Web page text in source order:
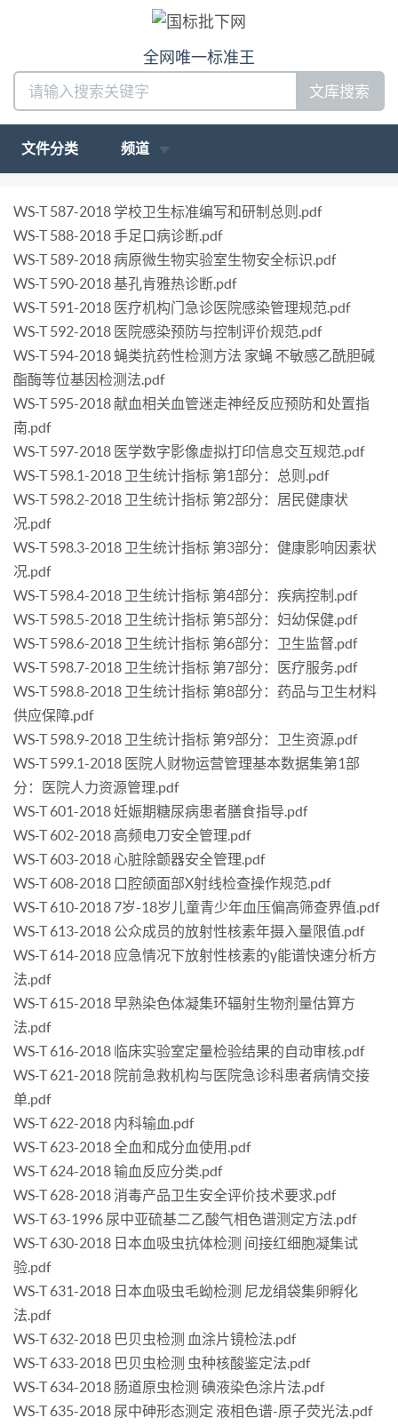
全网唯一标准王
文库搜索
文件分类 频道
WS-T 587-2018 学校卫生标准编写和研制总则.pdf
WS-T 588-2018 手足口病诊断.pdf
WS-T 589-2018 病原微生物实验室生物安全标识.pdf
WS-T 590-2018 基孔肯雅热诊断.pdf
WS-T 591-2018 医疗机构门急诊医院感染管理规范.pdf
WS-T 592-2018 医院感染预防与控制评价规范.pdf
WS-T 594-2018 蝇类抗药性检测方法 家蝇 不敏感乙酰胆碱
酯酶等位基因检测法.pdf
WS-T 595-2018 献血相关血管迷走神经反应预防和处置指
南.pdf
WS-T 597-2018 医学数字影像虚拟打印信息交互规范.pdf
WS-T 598.1-2018 卫生统计指标 第1部分：总则.pdf
WS-T 598.2-2018 卫生统计指标 第2部分：居民健康状
况.pdf
WS-T 598.3-2018 卫生统计指标 第3部分：健康影响因素状
况.pdf
WS-T 598.4-2018 卫生统计指标 第4部分：疾病控制.pdf
WS-T 598.5-2018 卫生统计指标 第5部分：妇幼保健.pdf
WS-T 598.6-2018 卫生统计指标 第6部分：卫生监督.pdf
WS-T 598.7-2018 卫生统计指标 第7部分：医疗服务.pdf
WS-T 598.8-2018 卫生统计指标 第8部分：药品与卫生材料
供应保障.pdf
WS-T 598.9-2018 卫生统计指标 第9部分：卫生资源.pdf
WS-T 599.1-2018 医院人财物运营管理基本数据集第1部
分：医院人力资源管理.pdf
WS-T 601-2018 妊娠期糖尿病患者膳食指导.pdf
WS-T 602-2018 高频电刀安全管理.pdf
WS-T 603-2018 心脏除颤器安全管理.pdf
WS-T 608-2018 口腔颌面部X射线检查操作规范.pdf
WS-T 610-2018 7岁-18岁儿童青少年血压偏高筛查界值.pdf
WS-T 613-2018 公众成员的放射性核素年摄入量限值.pdf
WS-T 614-2018 应急情况下放射性核素的γ能谱快速分析方
法.pdf
WS-T 615-2018 早熟染色体凝集环辐射生物剂量估算方
法.pdf
WS-T 616-2018 临床实验室定量检验结果的自动审核.pdf
WS-T 621-2018 院前急救机构与医院急诊科患者病情交接
单.pdf
WS-T 622-2018 内科输血.pdf
WS-T 623-2018 全血和成分血使用.pdf
WS-T 624-2018 输血反应分类.pdf
WS-T 628-2018 消毒产品卫生安全评价技术要求.pdf
WS-T 63-1996 尿中亚硫基二乙酸气相色谱测定方法.pdf
WS-T 630-2018 日本血吸虫抗体检测 间接红细胞凝集试
验.pdf
WS-T 631-2018 日本血吸虫毛蚴检测 尼龙绢袋集卵孵化
法.pdf
WS-T 632-2018 巴贝虫检测 血涂片镜检法.pdf
WS-T 633-2018 巴贝虫检测 虫种核酸鉴定法.pdf
WS-T 634-2018 肠道原虫检测 碘液染色涂片法.pdf
WS-T 635-2018 尿中砷形态测定 液相色谱-原子荧光法.pdf